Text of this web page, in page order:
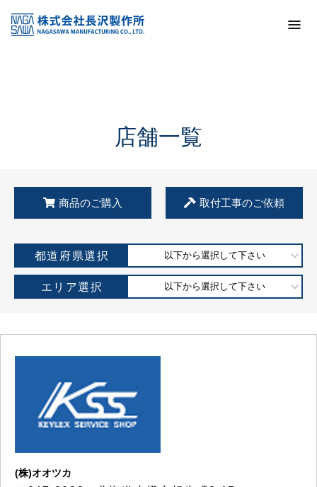
KSS加盟店・取扱店情報
店舗一覧
店舗一覧
商品のご購入 取付工事のご依頼
都道府県選択 以下から選択して下さい
エリア選択 以下から選択して下さい
(株)オオツカ